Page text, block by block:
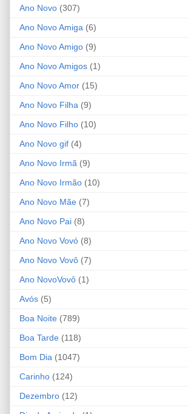
Ano Novo (307)
Ano Novo Amiga (6)
Ano Novo Amigo (9)
Ano Novo Amigos (1)
Ano Novo Amor (15)
Ano Novo Filha (9)
Ano Novo Filho (10)
Ano Novo gif (4)
Ano Novo Irmã (9)
Ano Novo Irmão (10)
Ano Novo Mãe (7)
Ano Novo Pai (8)
Ano Novo Vovó (8)
Ano Novo Vovô (7)
Ano NovoVovô (1)
Avós (5)
Boa Noite (789)
Boa Tarde (118)
Bom Dia (1047)
Carinho (124)
Dezembro (12)